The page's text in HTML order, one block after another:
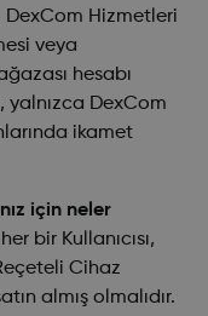
DexCom Hizmetleri
veya
hesabı
yalnızca DexCom
ikamet
için neler
bir Kullanıcısı,
Cihaz
almış olmalıdır.